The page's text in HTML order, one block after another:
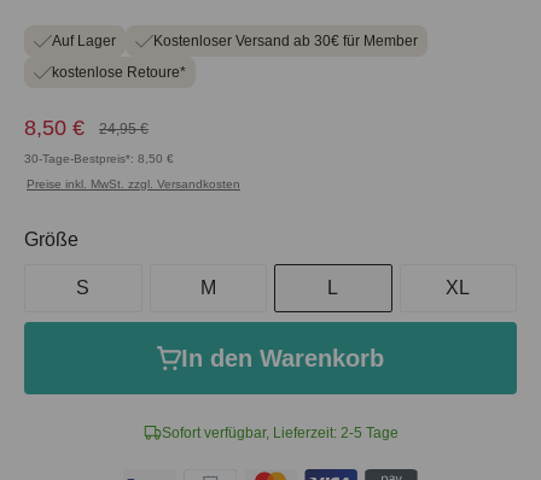
Auf Lager
Kostenloser Versand ab 30€ für Member
kostenlose Retoure*
8,50 € 24,95 €
30-Tage-Bestpreis*: 8,50 €
Preise inkl. MwSt. zzgl. Versandkosten
Sofort verfügbar, Lieferzeit: 2-5 Tage
Größe
S M L XL
In den Warenkorb